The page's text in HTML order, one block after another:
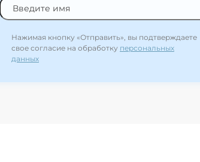
Нажимая кнопку «Отправить», вы подтверждаете
свое согласие на обработку персональных
данных